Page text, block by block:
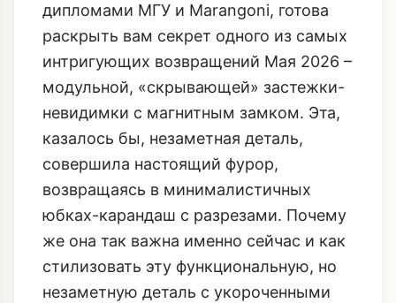
дипломами МГУ и Marangoni, готова
раскрыть вам секрет одного из самых
интригующих возвращений Мая 2026 –
модульной, «скрывающей» застежки-
невидимки с магнитным замком. Эта,
казалось бы, незаметная деталь,
совершила настоящий фурор,
возвращаясь в минималистичных
юбках-карандаш с разрезами. Почему
же она так важна именно сейчас и как
стилизовать эту функциональную, но
незаметную деталь с укороченными